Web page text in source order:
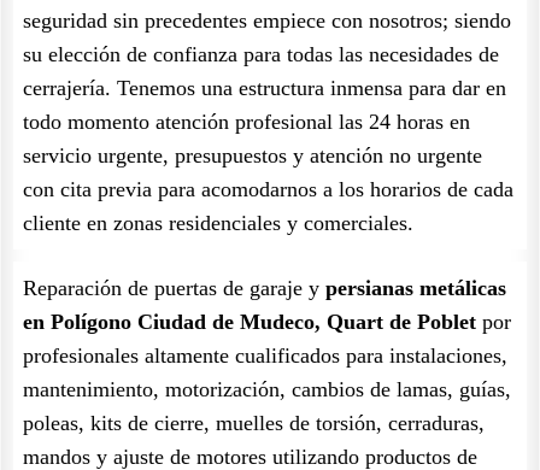
seguridad sin precedentes empiece con nosotros; siendo
su elección de confianza para todas las necesidades de
cerrajería. Tenemos una estructura inmensa para dar en
todo momento atención profesional las 24 horas en
servicio urgente, presupuestos y atención no urgente
con cita previa para acomodarnos a los horarios de cada
cliente en zonas residenciales y comerciales.
Reparación de puertas de garaje y persianas metálicas
en Polígono Ciudad de Mudeco, Quart de Poblet por
profesionales altamente cualificados para instalaciones,
mantenimiento, motorización, cambios de lamas, guías,
poleas, kits de cierre, muelles de torsión, cerraduras,
mandos y ajuste de motores utilizando productos de